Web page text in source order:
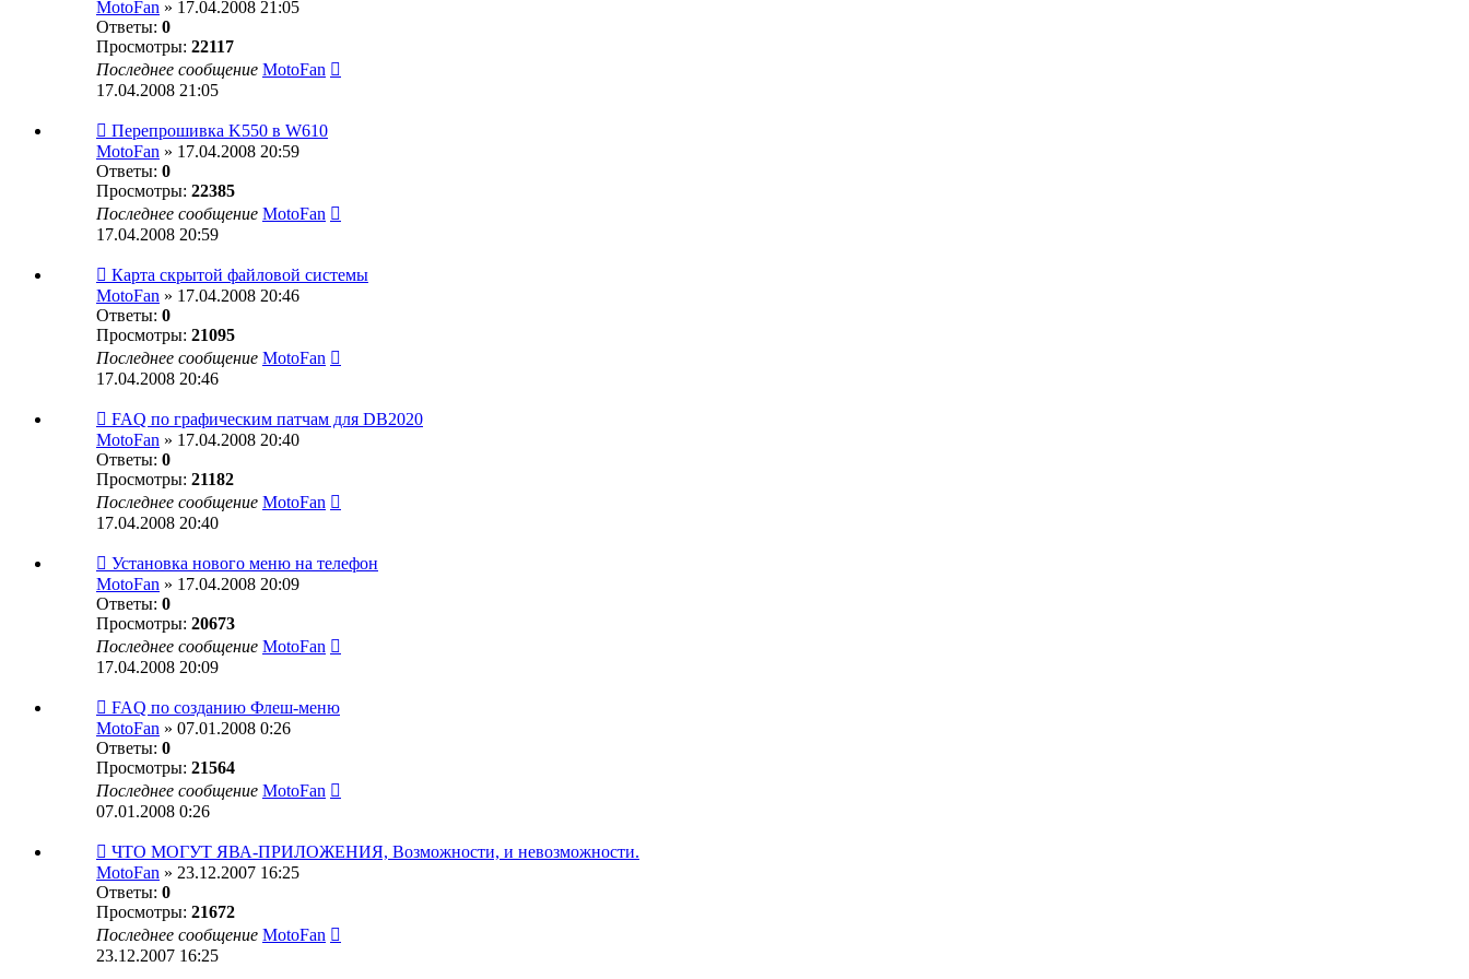
MotoFan » 17.04.2008 21:05
Ответы: 0
Просмотры: 22117
Последнее сообщение MotoFan
17.04.2008 21:05
Перепрошивка K550 в W610
MotoFan » 17.04.2008 20:59
Ответы: 0
Просмотры: 22385
Последнее сообщение MotoFan
17.04.2008 20:59
Карта скрытой файловой системы
MotoFan » 17.04.2008 20:46
Ответы: 0
Просмотры: 21095
Последнее сообщение MotoFan
17.04.2008 20:46
FAQ по графическим патчам для DB2020
MotoFan » 17.04.2008 20:40
Ответы: 0
Просмотры: 21182
Последнее сообщение MotoFan
17.04.2008 20:40
Установка нового меню на телефон
MotoFan » 17.04.2008 20:09
Ответы: 0
Просмотры: 20673
Последнее сообщение MotoFan
17.04.2008 20:09
FAQ по созданию Флеш-меню
MotoFan » 07.01.2008 0:26
Ответы: 0
Просмотры: 21564
Последнее сообщение MotoFan
07.01.2008 0:26
ЧТО МОГУТ ЯВА-ПРИЛОЖЕНИЯ, Возможности, и невозможности.
MotoFan » 23.12.2007 16:25
Ответы: 0
Просмотры: 21672
Последнее сообщение MotoFan
23.12.2007 16:25